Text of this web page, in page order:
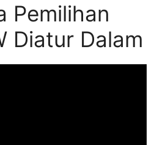
Pemilihan
Diatur Dalam